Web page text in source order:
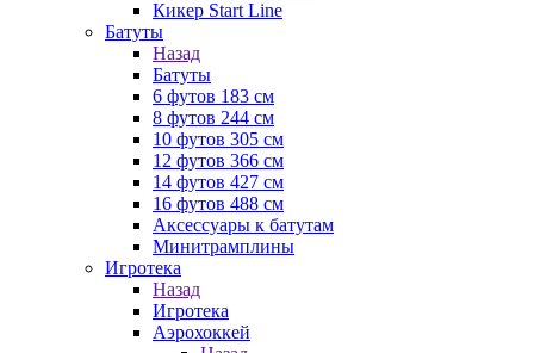
Кикер Start Line
Батуты
Назад
Батуты
6 футов 183 см
8 футов 244 см
10 футов 305 см
12 футов 366 см
14 футов 427 см
16 футов 488 см
Аксессуары к батутам
Минитрамплины
Игротека
Назад
Игротека
Аэрохоккей